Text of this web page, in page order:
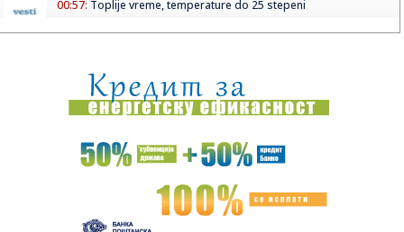
00:57: Toplije vreme, temperature do 25 stepeni
00:30:Grenland bojkotuje SAD: Premijer izostaje sa otvaranja
konzulata
00:26:Neobičan slučaj: Ptičji grip prvi put pronađen kod polarnog
Novi Kia Niro